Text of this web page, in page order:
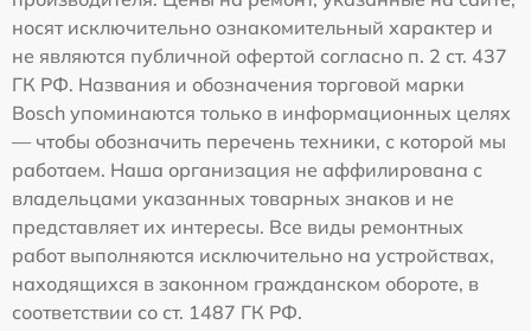
носят исключительно ознакомительный характер и
не являются публичной офертой согласно п. 2 ст. 437
ГК РФ. Названия и обозначения торговой марки
Bosch упоминаются только в информационных целях
— чтобы обозначить перечень техники, с которой мы
работаем. Наша организация не аффилирована с
владельцами указанных товарных знаков и не
представляет их интересы. Все виды ремонтных
работ выполняются исключительно на устройствах,
находящихся в законном гражданском обороте, в
соответствии со ст. 1487 ГК РФ.